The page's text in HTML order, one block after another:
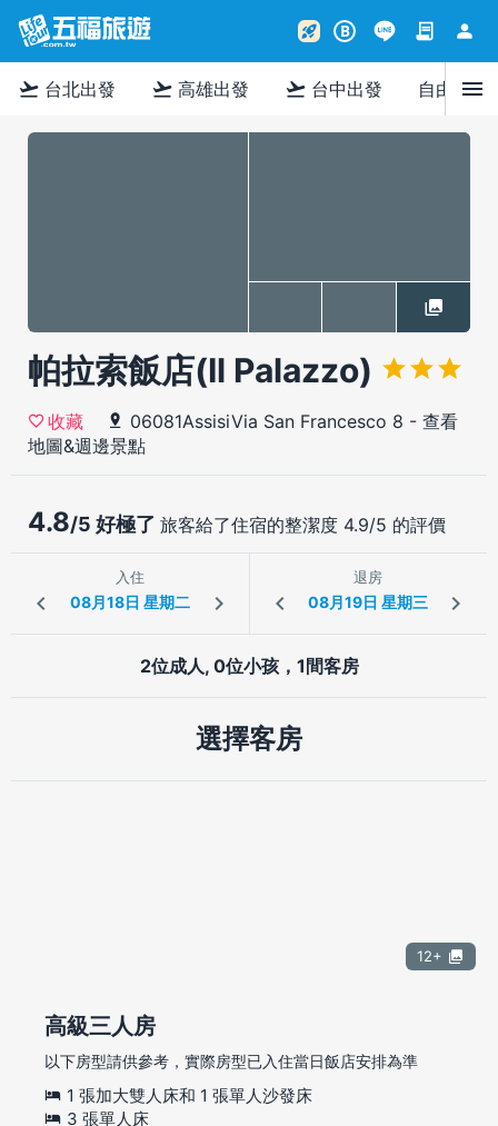
rocket_launch B contract person
flight_takeoff 台北出發 flight_takeoff 高雄出發 flight_takeoff 台中出發 自由行menu
帕拉索飯店(Il Palazzo)
收藏 06081AssisiVia San Francesco 8 - 查看
地圖&週邊景點
4.8/5 好極了 旅客給了住宿的整潔度 4.9/5 的評價
入住 退房
2位成人, 0位小孩，1間客房
選擇客房
12+
高級三人房
以下房型請供參考，實際房型已入住當日飯店安排為準
1 張加大雙人床和 1 張單人沙發床
3 張單人床